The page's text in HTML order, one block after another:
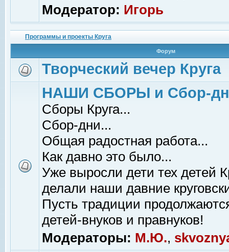
Модератор: Игорь
Программы и проекты Круга
Форум
Творческий вечер Круга
НАШИ СБОРЫ и Сбор-
Сборы Круга...
Сбор-дни...
Общая радостная работа...
Как давно это было...
Уже выросли дети тех детей
делали наши давние
Пусть традиции
детей-внуков и правнуков!
Модераторы: М.Ю.,